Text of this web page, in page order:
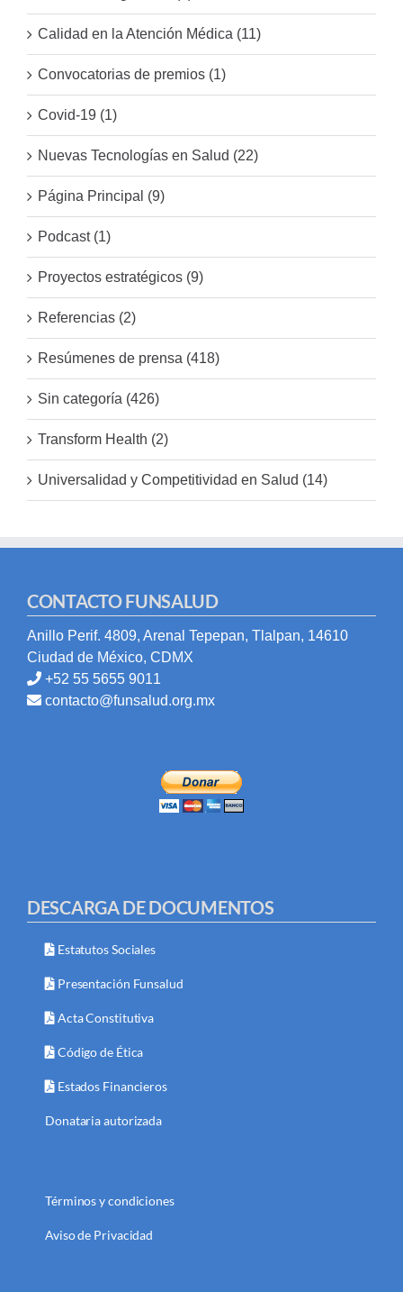
Calidad en la Atención Médica (11)
Convocatorias de premios (1)
Covid-19 (1)
Nuevas Tecnologías en Salud (22)
Página Principal (9)
Podcast (1)
Proyectos estratégicos (9)
Referencias (2)
Resúmenes de prensa (418)
Sin categoría (426)
Transform Health (2)
Universalidad y Competitividad en Salud (14)
CONTACTO FUNSALUD
Anillo Perif. 4809, Arenal Tepepan, Tlalpan, 14610
Ciudad de México, CDMX
+52 55 5655 9011
contacto@funsalud.org.mx
DESCARGA DE DOCUMENTOS
Estatutos Sociales
Presentación Funsalud
Acta Constitutiva
Código de Ética
Estados Financieros
Donataria autorizada
Términos y condiciones
Aviso de Privacidad